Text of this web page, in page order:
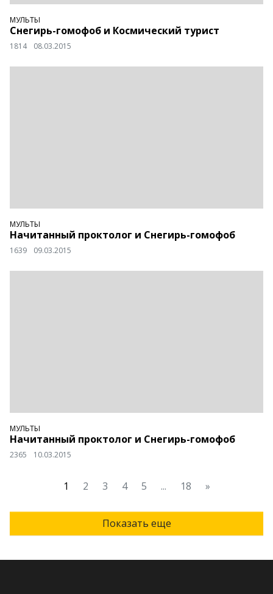
МУЛЬТЫ
Снегирь-гомофоб и Космический турист
1814 08.03.2015
МУЛЬТЫ
Начитанный проктолог и Снегирь-гомофоб
1639 09.03.2015
МУЛЬТЫ
Начитанный проктолог и Снегирь-гомофоб
2365 10.03.2015
1 2 3 4 5 ... 18 »
Показать еще